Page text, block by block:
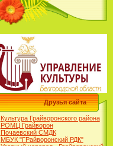
Друзья сайта
Культура Грайворонского района
РОМЦ Грайворон
Почаевский СМДК
МБУК "ГРайворонский РДК"